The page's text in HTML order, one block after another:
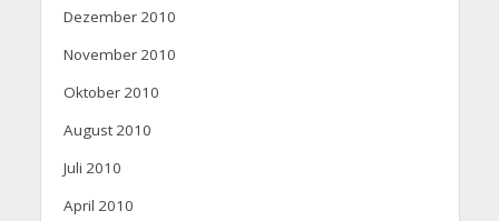
Dezember 2010
November 2010
Oktober 2010
August 2010
Juli 2010
April 2010